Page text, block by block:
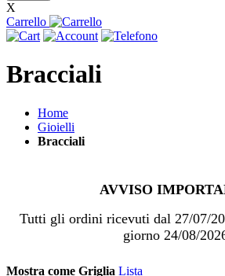
X
Carrello
Bracciali
Home
Gioielli
Bracciali
AVVISO
Tutti gli ordini ricevuti dal 27/07/
giorno 24/08/
Mostra come Griglia Lista